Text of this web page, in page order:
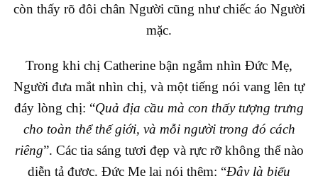
còn thấy rõ đôi chân Người cũng như chiếc áo Người
mặc.
Trong khi chị Catherine bận ngắm nhìn Đức Mẹ,
Người đưa mắt nhìn chị, và một tiếng nói vang lên tự
đáy lòng chị: “Quả địa cầu mà con thấy tượng trưng
cho toàn thể thế giới, và mỗi người trong đó cách
riêng”. Các tia sáng tươi đẹp và rực rỡ không thể nào
diễn tả được. Đức Mẹ lại nói thêm: “Đây là biểu